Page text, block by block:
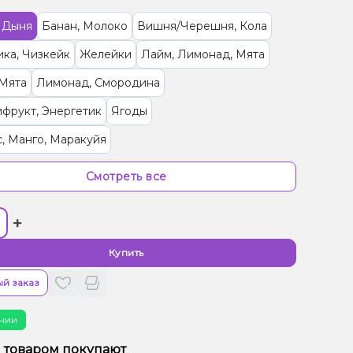
Дыня Банан, Молоко
Вишня/Черешня, Кола
Чизкейк
Желейки
Лайм, Лимонад, Мята
Лимонад, Смородина
Энергетик
Ягоды
Манго, Маракуйя
Малина, Черника/Голубика
Малина, Мороженое
Банан, Клубника
Малина, Персик
Дыня, Мята, Черника/Голубика
Грейпфрут
Джем, Мандарин
Мороженое, Персик
Смотреть все
+
Купить
заказ
товаром покупают